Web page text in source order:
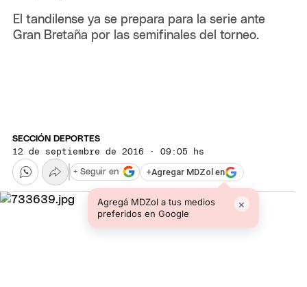
El tandilense ya se prepara para la serie ante
Gran Bretaña por las semifinales del torneo.
SECCIÓN DEPORTES
12 de septiembre de 2016 · 09:05 hs
+Agregar MDZol en
Agregá MDZol a tus medios
preferidos en Google
×
+ Seguir en